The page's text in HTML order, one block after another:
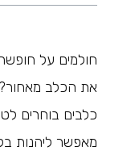
חולמים על
את הכלב מאחור?
כלבים בוחרים
מאפשר ליהנות